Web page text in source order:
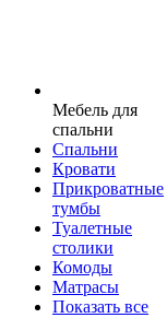
Мебель для
спальни
Спальни
Кровати
Прикроватные
тумбы
Туалетные
столики
Комоды
Матрасы
Показать все